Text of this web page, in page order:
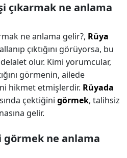
çıkarmak ne anlama
ne anlama gelir?, Rüya
çıktığını görüyorsa, bu
olur. Kimi yorumcular,
görmenin, ailede
hikmet etmişlerdir. Rüyada
çektiğini görmek, talihsiz
gelir.
görmek ne anlama